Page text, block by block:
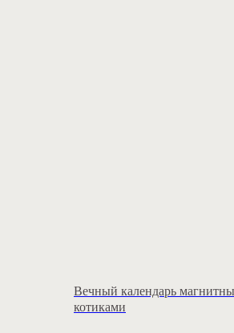
Вечный календарь
котиками